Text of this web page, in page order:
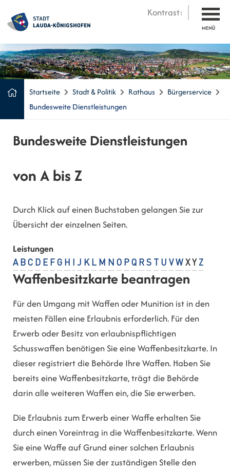
Kontrast:
MENÜ
Startseite Stadt & Politik Rathaus
Bürgerservice
Bundesweite Dienstleistungen
Bundesweite Dienstleistungen
von A bis Z
Durch Klick auf einen Buchstaben gelangen Sie zur
Übersicht der einzelnen Seiten.
Leistungen
A B C D E F G H J K L M N O P Q R S U V W X Y Z
Waffenbesitzkarte beantragen
Für den Umgang mit Waffen oder Munition ist in den
meisten Fällen eine Erlaubnis erforderlich. Für den
Erwerb oder Besitz von erlaubnispflichtigen
Schusswaffen benötigen Sie eine Waffenbesitzkarte. In
dieser registriert die Behörde Ihre Waffen. Haben Sie
bereits eine Waffenbesitzkarte, trägt die Behörde
darin alle weiteren Waffen ein, die Sie erwerben.
Die Erlaubnis zum Erwerb einer Waffe erhalten Sie
durch einen Voreintrag in die Waffenbesitzkarte. Wenn
Sie eine Waffe auf Grund einer solchen Erlaubnis
erwerben, müssen Sie der zuständigen Stelle den